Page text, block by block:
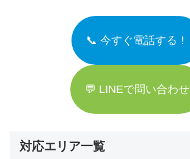
📞 今すぐ電話する！
💬 LINEで問い合わせ
対応エリア一覧